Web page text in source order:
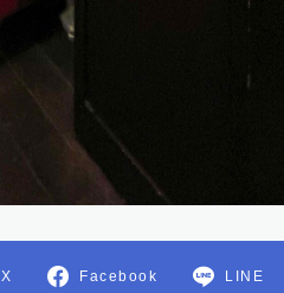
X Facebook LINE